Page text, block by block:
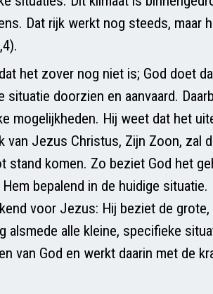
Dat rijk werkt nog steeds, maar
het zover nog niet is; God doet
doorzien en aanvaard.
mogelijkheden. Hij weet dat het
van Jezus Christus, Zijn Zoon, zal
stand komen. Zo beziet God het
bepalend in de huidige situatie.
voor Jezus: Hij beziet de grote,
alsmede alle kleine, specifieke
van God en werkt daarin met de